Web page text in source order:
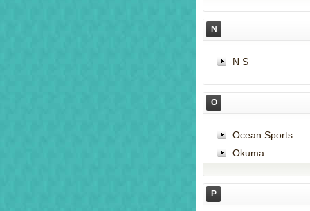
N
N S
O
Ocean Sports
Okuma
P